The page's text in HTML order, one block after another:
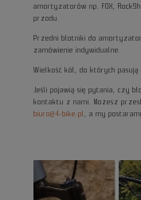
amortyzatorów np. FOX,
przodu.
Przedni błotniki do
zamówienie indywidualne.
Wielkość kół, do których
Jeśli pojawią się pytania, czy
kontaktu z nami. Możesz
biuro@4-bike.pl, a my